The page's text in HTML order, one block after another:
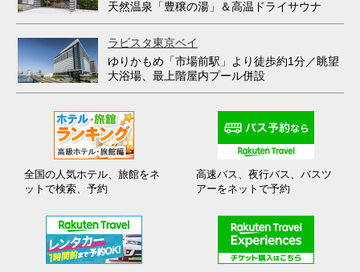
天然温泉「豊穣の湯」＆高温ドライサウナ
ラビスタ東京ベイ
ゆりかもめ「市場前駅」より徒歩約1分／眺望
大浴場、最上階屋内プール併設
全国の人気ホテル、旅館をネ
ットで検索、予約
高速バス、夜行バス、バスツ
アーをネットで予約